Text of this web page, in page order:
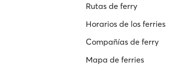
Rutas de ferry
Horarios de los ferries
Compañías de ferry
Mapa de ferries